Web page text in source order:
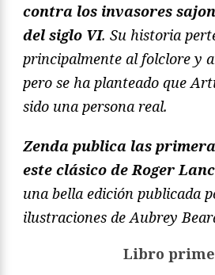
contra los invasores
del siglo VI. Su historia
principalmente al folclore y
pero se ha planteado que
sido una persona real.
Zenda publica las
este clásico de Roger
una bella edición publicada
ilustraciones de Aubrey
Libro